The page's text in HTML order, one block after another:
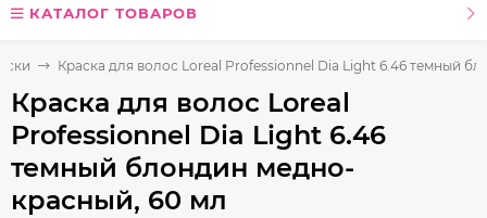
КАТАЛОГ ТОВАРОВ
Краска для волос Loreal Professionnel Dia Light 6.46 темный
Краска для волос Loreal
Professionnel Dia Light 6.46
темный блондин медно-
красный, 60 мл